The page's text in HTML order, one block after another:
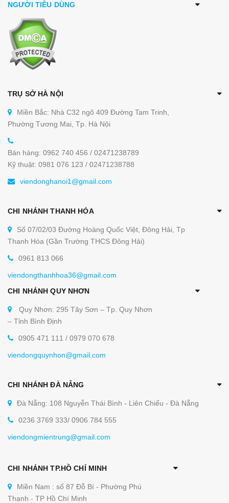
NGƯỜI TIÊU DÙNG
TRỤ SỞ HÀ NỘI
Miền Bắc: Nhà C32 ngõ 409 Đường Tam Trinh,
Phường Tương Mai, Tp. Hà Nội
Bán hàng: 0962 740 456 / 02471238789
Kỹ thuật: 0981 076 123 / 02471238788
viendonghanoi1@gmail.com
CHI NHÁNH THANH HÓA
Số 07/02/03 Đường Hoàng Quốc Việt, Đông Hải, Tp
Thanh Hóa (Gần Trường THCS Đông Hải)
0961 813 066
viendongthanhhoa36@gmail.com
CHI NHÁNH QUY NHƠN
Quy Nhơn: 295 Tây Sơn – Tp. Quy Nhơn
– Tỉnh Bình Định
0905 471 111 / 0979 070 678
viendongquynhon@gmail.com
CHI NHÁNH ĐÀ NẴNG
Đà Nẵng: 108 Nguyễn Thái Bình - Liên Chiểu - Đà Nẵng
0236 3769 333/ 0906 784 555
viendongmientrung@gmail.com
CHI NHÁNH TP.HỒ CHÍ MINH
Miền Nam : số 87 Đỗ Bí - Phường Phú
Thạnh - TP Hồ Chí Minh